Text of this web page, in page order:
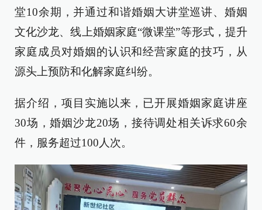
堂10余期，并通过和谐婚姻大讲堂巡讲、婚姻
文化沙龙、线上婚姻家庭“微课堂”等形式，提升
家庭成员对婚姻的认识和经营家庭的技巧，从
源头上预防和化解家庭纠纷。
据介绍，项目实施以来，已开展婚姻家庭讲座
30场，婚姻沙龙20场，接待调处相关诉求60余
件，服务超过100人次。